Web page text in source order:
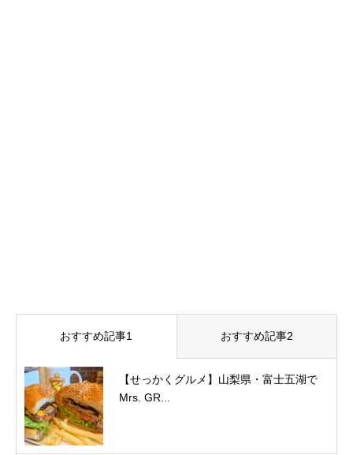
おすすめ記事1 おすすめ記事2
【せっかくグルメ】山梨県・富士五湖で
Mrs. GR...